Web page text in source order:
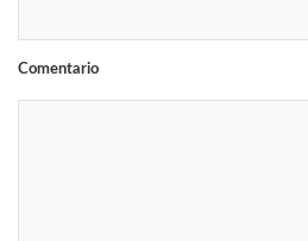
Comentario